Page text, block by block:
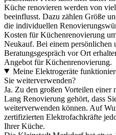
Küche renovieren werden von
beeinflusst. Dazu zählen Größe
die individuellen
Kosten für Küchenrenovierung
Neukauf. Bei einem persönlichen
Beratungsgespräch vor Ort
Angebot für Küchenrenovierung.
Meine Elektrogeräte
Sie weiterverwenden?
Ja. Zu den großen Vorteilen einer
Lang Renovierung gehört, dass
weiterverwenden können. Auf
zertifizierten Elektrofachkräfte
Ihrer Küche.